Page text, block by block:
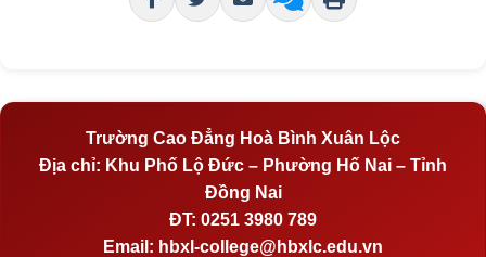
Trường Cao Đẳng Hoà Bình Xuân Lộc
Địa chỉ: Khu Phố Lộ Đức – Phường Hố Nai – Tỉnh
Đồng Nai
ĐT: 0251 3980 789
Email: hbxl-college@hbxlc.edu.vn